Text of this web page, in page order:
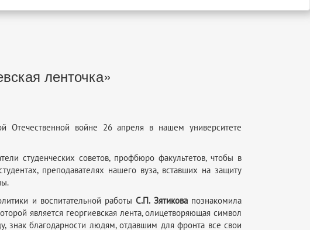
ленточка»
Отечественной войне 26 апреля в нашем университете
студенческих советов, профбюро факультетов, чтобы в
преподавателях нашего вуза, вставших на защиту
и воспитательной работыС.П. Зятиковапознакомила
является георгиевская лента, олицетворяющая символ
знак благодарности людям, отдавшим для фронта все свои